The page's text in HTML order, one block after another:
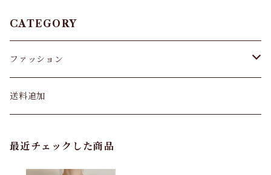
CATEGORY
ファッション
パンツ&スカート
バッグ
送料追加
最近チェックした商品